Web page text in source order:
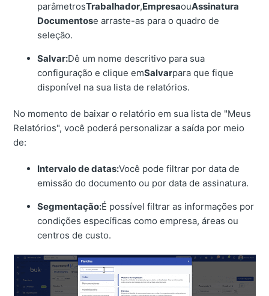
parâmetrosTrabalhador,EmpresaouAssinatura
Documentose arraste-as para o quadro de
seleção.
Salvar:Dê um nome descritivo para sua
configuração e clique emSalvarpara que fique
disponível na sua lista de relatórios.
No momento de baixar o relatório em sua lista de "Meus
Relatórios", você poderá personalizar a saída por meio
de:
Intervalo de datas:Você pode filtrar por data de
emissão do documento ou por data de assinatura.
Segmentação:É possível filtrar as informações por
condições específicas como empresa, áreas ou
centros de custo.